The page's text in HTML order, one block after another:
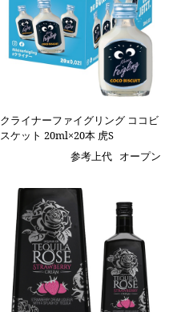
クライナーファイグリング ココビ
スケット 20ml×20本 虎S
参考上代 オープン